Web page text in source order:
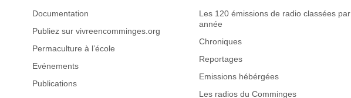
Documentation
Publiez sur vivreencomminges.org
Permaculture à l’école
Evénements
Publications
Les 120 émissions de radio classées par
année
Chroniques
Reportages
Emissions hébérgées
Les radios du Comminges